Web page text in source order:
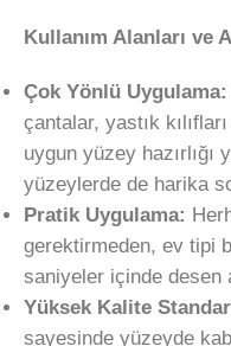
Kullanım Alanları ve
Çok Yönlü Uygulama:
çantalar, yastık
uygun yüzey hazırlığı
yüzeylerde de harika
Pratik Uygulama:
gerektirmeden, ev tipi
saniyeler içinde desen
Yüksek Kalite
sayesinde yüzeyde